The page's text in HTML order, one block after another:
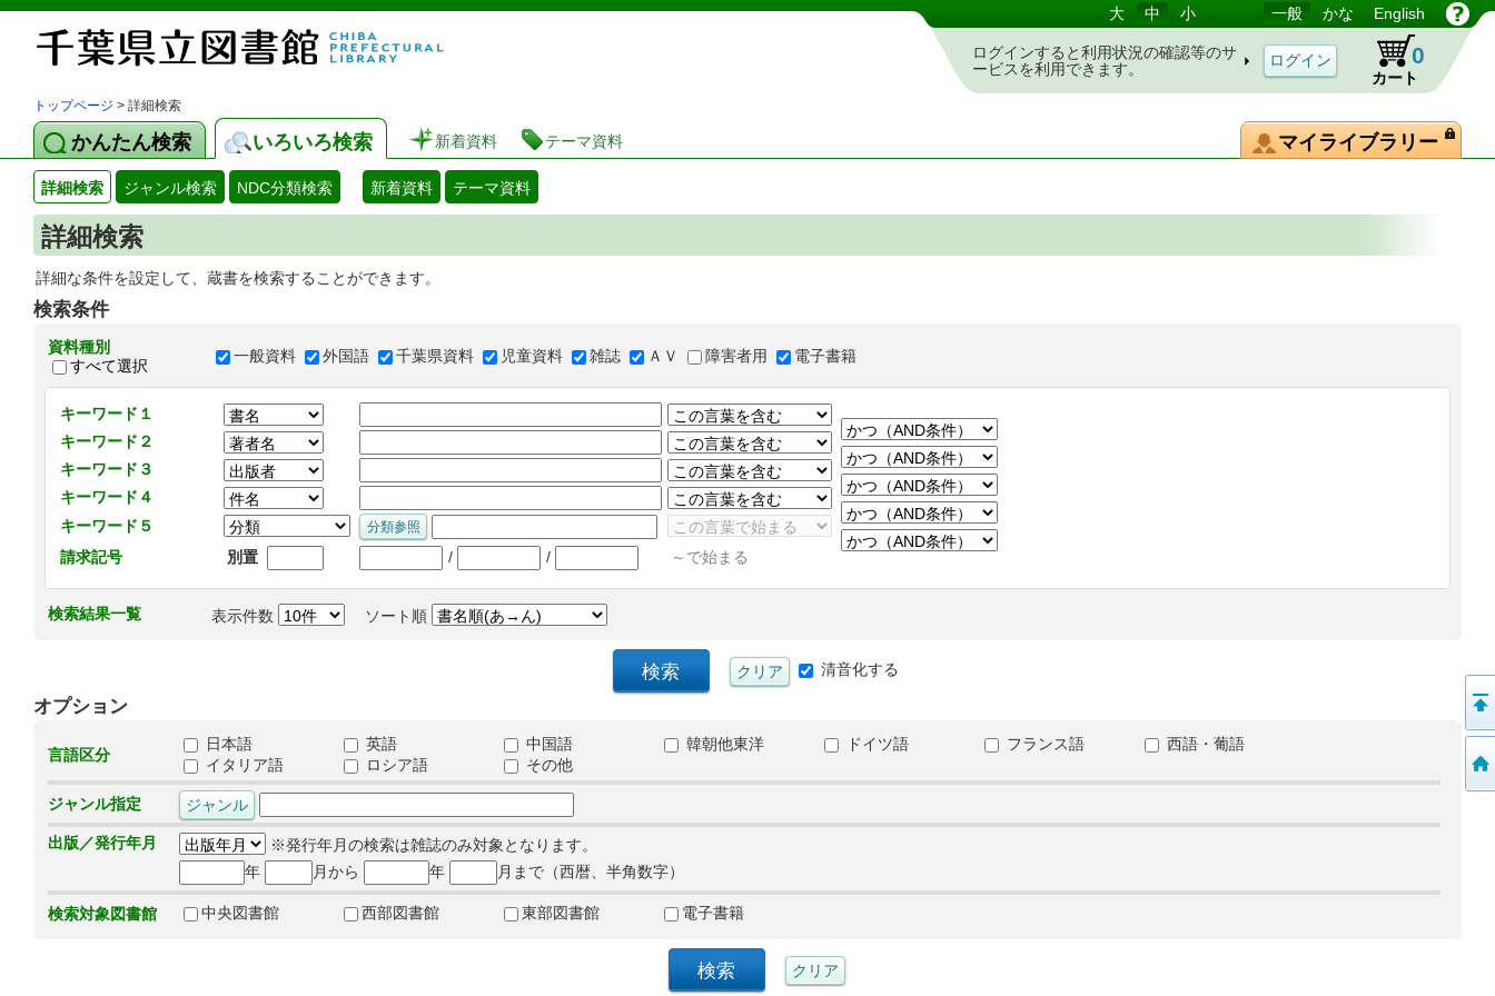
図書館 蔵書検索・予約システム 大 中 小 一般 かな English
ログインすると利用状況の確認等のサ
ービスを利用できます。
カート
0
トップページ > 詳細検索
かんたん検索 いろいろ検索 新着資料 テーマ資料 マイライブラリー
詳細検索 ジャンル検索 NDC分類検索 新着資料 テーマ資料
詳細検索
詳細な条件を設定して、蔵書を検索することができます。
検索条件
資料種別
すべて選択
一般資料 外国語 千葉県資料 児童資料 雑誌 ＡＶ 障害者用 電子書籍
キーワード１
キーワード２
キーワード３
キーワード４
キーワード５
請求記号
別置 / / ～で始まる
検索結果一覧 表示件数 ソート順
清音化する
オプション
言語区分
日本語 英語 中国語 韓朝他東洋 ドイツ語 フランス語
西語・葡語
イタリア語
ロシア語 その他
ジャンル指定
出版／発行年月
※発行年月の検索は雑誌のみ対象となります。
年
月から 年 月まで（西暦、半角数字）
検索対象図書館 中央図書館 西部図書館 東部図書館 電子書籍